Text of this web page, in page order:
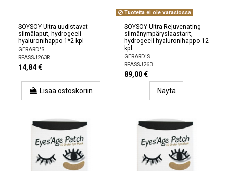
SOYSOY Ultra-uudistavat
silmälaput, hydrogeeli-
hyaluronihappo 1*2 kpl
GERARD'S
RFASSJ263R
14,84 €
Lisää ostoskoriin
Tuotetta ei ole varastossa
SOYSOY Ultra Rejuvenating -
silmänympäryslaastarit,
hydrogeeli-hyaluronihappo 12
kpl
GERARD'S
RFASSJ263
89,00 €
Näytä